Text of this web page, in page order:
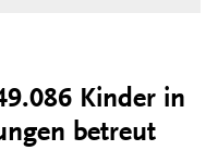
Kinder in
betreut